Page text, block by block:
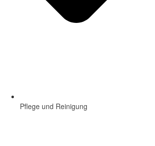
Pflege und Reinigung